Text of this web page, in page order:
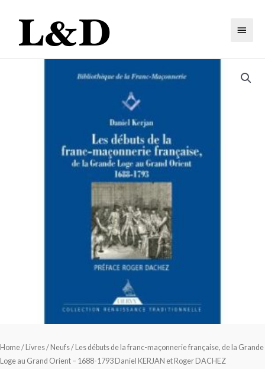
Home/ Livres/ Neufs/ Les débuts de la franc-maçonnerie française, de la Grande
Loge au Grand Orient – 1688-1793 Daniel KERJAN et Roger DACHEZ